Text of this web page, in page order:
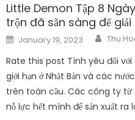
Little Demon Tập 8
trộn đã sẵn sàng để giải
Posted
on
January 19, 2023 Author
Thu
Rate this post Tình yêu đối
giới hạn ở Nhật Bản và các
trên toàn cầu. Các công ty
nỗ lực hết mình để sản xuất ra